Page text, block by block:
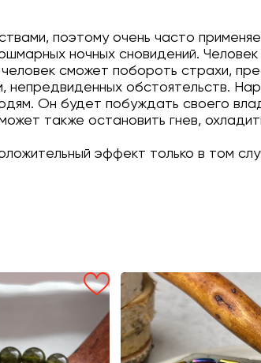
поэтому очень часто
ночных сновидений.
сможет побороть страхи,
обстоятельств.
Он будет побуждать своего
также остановить гнев,
эффект только в том